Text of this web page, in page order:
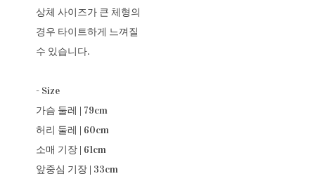
상체 사이즈가 큰 체형의
경우 타이트하게 느껴질
수 있습니다.
- Size
가슴 둘레 | 79cm
허리 둘레 | 60cm
소매 기장 | 61cm
앞중심 기장 | 33cm